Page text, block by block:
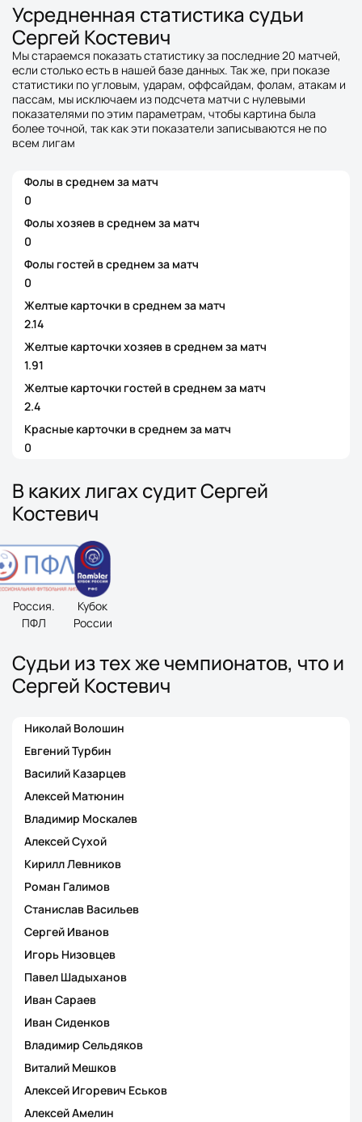
Усредненная статистика судьи
Сергей Костевич
Мы стараемся показать статистику за последние 20 матчей,
если столько есть в нашей базе данных. Так же, при показе
статистики по угловым, ударам, оффсайдам, фолам, атакам и
пассам, мы исключаем из подсчета матчи с нулевыми
показателями по этим параметрам, чтобы картина была
более точной, так как эти показатели записываются не по
всем лигам
Фолы в среднем за матч
0
Фолы хозяев в среднем за матч
0
Фолы гостей в среднем за матч
0
Желтые карточки в среднем за матч
2.14
Желтые карточки хозяев в среднем за матч
1.91
Желтые карточки гостей в среднем за матч
2.4
Красные карточки в среднем за матч
0
В каких лигах судит Сергей
Костевич
Россия.
ПФЛ
Кубок
России
Судьи из тех же чемпионатов, что и
Сергей Костевич
Николай Волошин
Евгений Турбин
Василий Казарцев
Алексей Матюнин
Владимир Москалев
Алексей Сухой
Кирилл Левников
Роман Галимов
Станислав Васильев
Сергей Иванов
Игорь Низовцев
Павел Шадыханов
Иван Сараев
Иван Сиденков
Владимир Сельдяков
Виталий Мешков
Алексей Игоревич Еськов
Алексей Амелин